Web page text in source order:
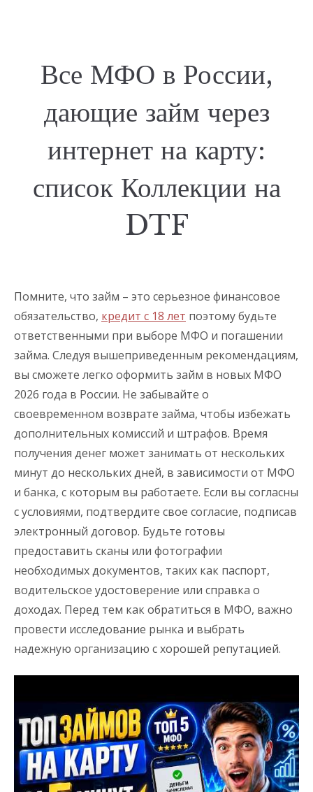
Все МФО в России,
дающие займ через
интернет на карту:
список Коллекции на
DTF
Помните, что займ – это серьезное финансовое
обязательство, кредит с 18 лет поэтому будьте
ответственными при выборе МФО и погашении
займа. Следуя вышеприведенным рекомендациям,
вы сможете легко оформить займ в новых МФО
2026 года в России. Не забывайте о
своевременном возврате займа, чтобы избежать
дополнительных комиссий и штрафов. Время
получения денег может занимать от нескольких
минут до нескольких дней, в зависимости от МФО
и банка, с которым вы работаете. Если вы согласны
с условиями, подтвердите свое согласие, подписав
электронный договор. Будьте готовы
предоставить сканы или фотографии
необходимых документов, таких как паспорт,
водительское удостоверение или справка о
доходах. Перед тем как обратиться в МФО, важно
провести исследование рынка и выбрать
надежную организацию с хорошей репутацией.